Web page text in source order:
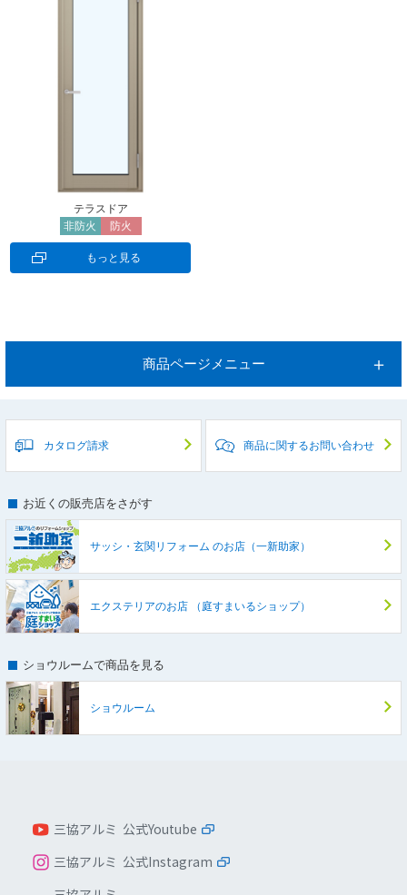
テラスドア
非防火
防火
もっと見る
商品ページメニュー
カタログ請求 商品に関するお問い合わせ
お近くの販売店をさがす
サッシ・玄関リフォーム のお店（一新助家）
エクステリアのお店（庭すまいるショップ）
ショウルームで商品を見る
ショウルーム
三協アルミ 公式Youtube
三協アルミ 公式Instagram